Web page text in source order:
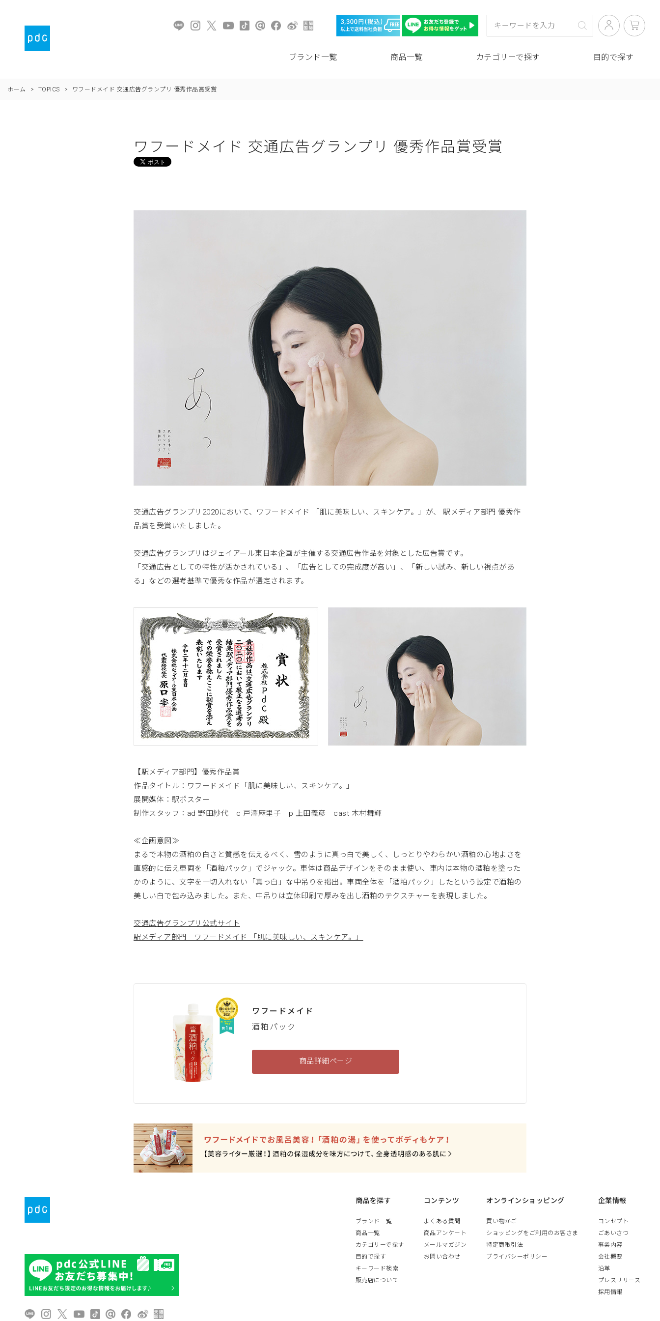
ブランド一覧 商品一覧 カテゴリーで探す 目的で探す
ホーム > TOPICS > ワフードメイド 交通広告グランプリ 優秀作品賞受賞
ワフードメイド 交通広告グランプリ 優秀作品賞受賞
交通広告グランプリ2020において、ワフードメイド 「肌に美味しい、スキンケア。」が、 駅メディア部門 優秀作
品賞を受賞いたしました。
交通広告グランプリはジェイアール東日本企画が主催する交通広告作品を対象とした広告賞です。
「交通広告としての特性が活かされている」、「広告としての完成度が高い」、「新しい試み、新しい視点があ
る」などの選考基準で優秀な作品が選定されます。
【駅メディア部門】優秀作品賞
作品タイトル：ワフードメイド「肌に美味しい、スキンケア。」
展開媒体：駅ポスター
制作スタッフ：ad 野田紗代 c 戸澤麻里子 p 上田義彦 cast 木村舞輝
≪企画意図≫
まるで本物の酒粕の白さと質感を伝えるべく、雪のように真っ白で美しく、しっとりやわらかい酒粕の心地よさを
直感的に伝え車両を「酒粕パック」でジャック。車体は商品デザインをそのまま使い、車内は本物の酒粕を塗った
かのように、文字を一切入れない「真っ白」な中吊りを掲出。車両全体を「酒粕パック」したという設定で酒粕の
美しい白で包み込みました。また、中吊りは立体印刷で厚みを出し酒粕のテクスチャーを表現しました。
交通広告グランプリ公式サイト
駅メディア部門 ワフードメイド 「肌に美味しい、スキンケア。」
ワフードメイド
酒粕パック
商品詳細ページ
商品を探す
ブランド一覧
商品一覧
カテゴリーで探す
目的で探す
キーワード検索
販売店について
コンテンツ
よくある質問
商品アンケート
メールマガジン
お問い合わせ
オンラインショッピング
買い物かご
ショッピングをご利用のお客さま
特定商取引法
プライバシーポリシー
企業情報
コンセプト
ごあいさつ
事業内容
会社概要
沿革
プレスリリース
採用情報